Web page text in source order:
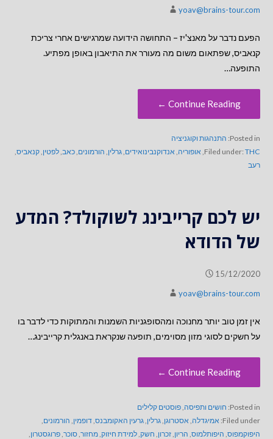
yoav@brains-tour.com
הפעם נדבר על מאנצ'יז – התחושה הידועה שמרגישים אחרי צריכת
קנאביס, שפתאום משום מה מעורר את התיאבון באופן מפתיע.
התופעה…
Continue Reading ←
Posted in: התנהגות וקוגניציה
Filed under:THC
, אופוריה, אנדוקנבינואידים,גרלין, הורמונים,כאב,לפטין,קנאביס,
רעב
יש לכם קרייבינג לשוקולד? המדע
של הדודא
15/12/2020
yoav@brains-tour.com
אין זמן טוב יותר מחנוכה ומהסופגניות השמנות והמתוקות כדי לדבר בו
על חשקים לסוגי מזון מסוימים, תופעה שנקראת באנגלית קרייבינג…
Continue Reading ←
Posted in: חושים ותפיסה פוסטים קלילים
Filed under: אמיגדלה אסטרוגן גרלין גרעין האקומבנס, דופמין הורמונים
היפוקמפוס, היפותלמוס, הריון זכרון חשק, למידת חיזוק, מחזור, סוכר, פרוגסטרון